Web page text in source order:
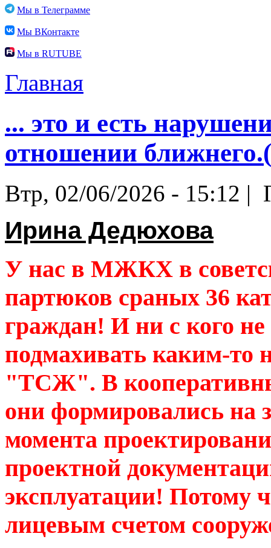
Мы в Телеграмме
Мы ВКонтакте
Мы в RUTUBE
Главная
... это и есть
отношении
Втр, 02/06/2026 - 15:12 |
Ирина Дедюхова
У нас в МЖКХ в
партюков сраных 36
граждан! И ни с кого
подмахивать каким-то
"ТСЖ". В
они формировались на
момента
проектной
эксплуатации! Потому
лицевым счетом